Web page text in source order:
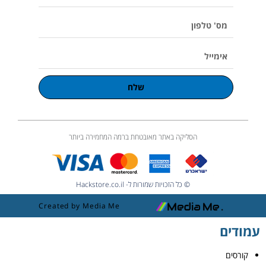
m
שלח
הסליקה באתר מאובטחת ברמה המחמירה ביותר
© כל הזכויות שמורות ל- Hackstore.co.il
Created by Media Me
עמודים
קורסים